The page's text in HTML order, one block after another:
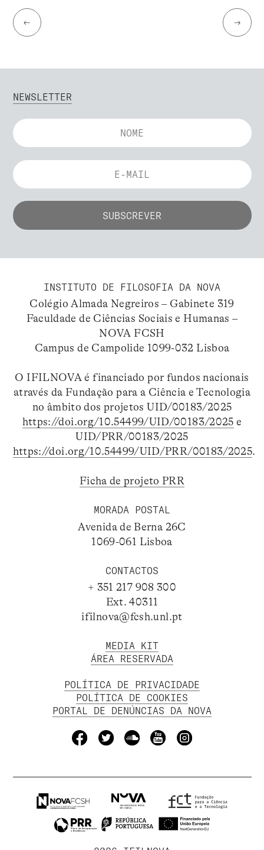
← →
NEWSLETTER
INSTITUTO DE FILOSOFIA DA NOVA
Colégio Almada Negreiros – Gabinete 319
Faculdade de Ciências Sociais e Humanas –
NOVA FCSH
Campus de Campolide 1099-032 Lisboa
O IFILNOVA é financiado por fundos nacionais
através da Fundação para a Ciência e Tecnologia
no âmbito dos projetos UID/00183/2025
https://doi.org/10.54499/UID/00183/2025 e
UID/PRR/00183/2025
https://doi.org/10.54499/UID/PRR/00183/2025.
Ficha de projeto PRR
MORADA POSTAL
Avenida de Berna 26C
1069-061 Lisboa
CONTACTOS
+ 351 217 908 300
Ext. 40311
ifilnova@fcsh.unl.pt
MEDIA KIT
ÁREA RESERVADA
POLÍTICA DE PRIVACIDADE
POLÍTICA DE COOKIES
PORTAL DE DENÚNCIAS DA NOVA